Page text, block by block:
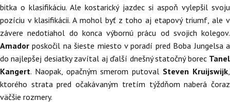
bitka o klasifikáciu. Ale kostarický jazdec si aspoň vylepšil svoju
pozíciu v klasifikácii. A mohol byť z toho aj etapový triumf, ale v
závere nedotiahol do konca výbornú prácu od svojich kolegov.
Amador poskočil na šieste miesto v poradí pred Boba Jungelsa a
do najlepšej desiatky zavítal aj ďalší dnešný statočný borec Tanel
Kangert. Naopak, opačným smerom putoval Steven Kruijswijk
ktorého strata pred očakávaným tretím týždňom naberá čoraz
väčšie rozmery.